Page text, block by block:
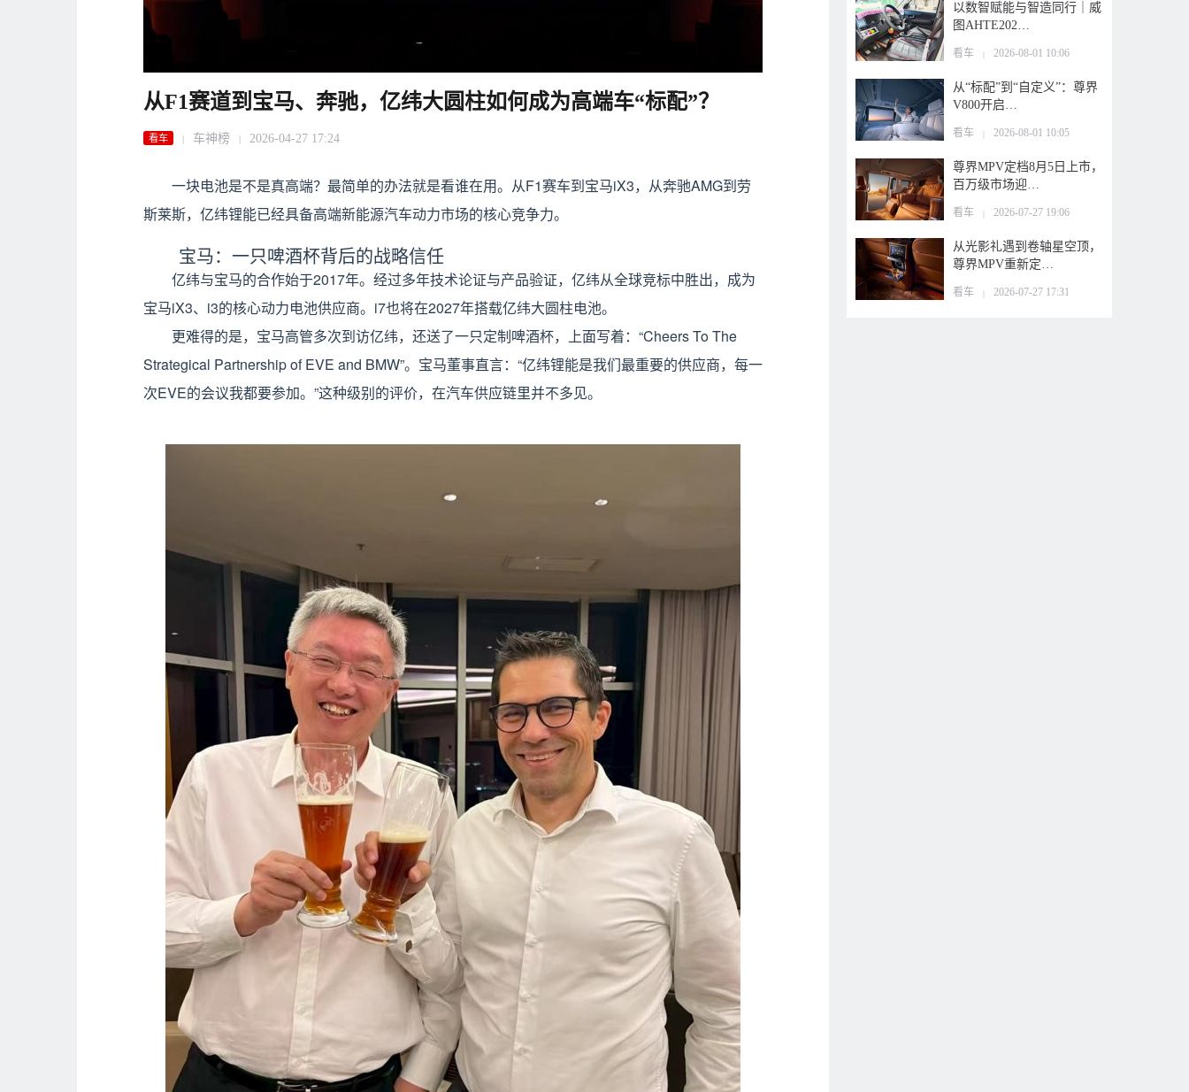
从F1赛道到宝马、奔驰，亿纬大圆柱如何成为高端车“标配”？
看车 | 车神榜 | 2026-04-27 17:24
一块电池是不是真高端？最简单的办法就是看谁在用。从F1赛车到宝马iX3，从奔驰AMG到劳
斯莱斯，亿纬锂能已经具备高端新能源汽车动力市场的核心竞争力。
宝马：一只啤酒杯背后的战略信任
亿纬与宝马的合作始于2017年。经过多年技术论证与产品验证，亿纬从全球竞标中胜出，成为
宝马iX3、i3的核心动力电池供应商。i7也将在2027年搭载亿纬大圆柱电池。
更难得的是，宝马高管多次到访亿纬，还送了一只定制啤酒杯，上面写着：“Cheers To The
Strategical Partnership of EVE and BMW”。宝马董事直言：“亿纬锂能是我们最重要的供应商，每一
次EVE的会议我都要参加。”这种级别的评价，在汽车供应链里并不多见。
以数智赋能与智造同行｜威
图AHTE202…
看车 2026-08-01 10:06
从“标配”到“自定义”：尊界
V800开启…
看车 2026-08-01 10:05
尊界MPV定档8月5日上市，
百万级市场迎…
看车 2026-07-27 19:06
从光影礼遇到卷轴星空顶，
尊界MPV重新定…
看车 2026-07-27 17:31